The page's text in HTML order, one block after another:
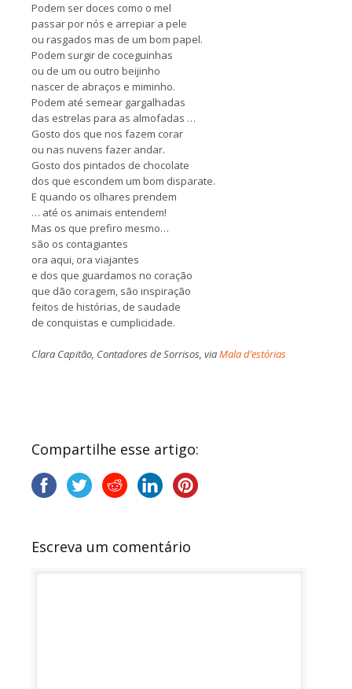
Podem ser doces como o mel
passar por nós e arrepiar a pele
ou rasgados mas de um bom papel.
Podem surgir de coceguinhas
ou de um ou outro beijinho
nascer de abraços e miminho.
Podem até semear gargalhadas
das estrelas para as almofadas …
Gosto dos que nos fazem corar
ou nas nuvens fazer andar.
Gosto dos pintados de chocolate
dos que escondem um bom disparate.
E quando os olhares prendem
… até os animais entendem!
Mas os que prefiro mesmo…
são os contagiantes
ora aqui, ora viajantes
e dos que guardamos no coração
que dão coragem, são inspiração
feitos de histórias, de saudade
de conquistas e cumplicidade.
Clara Capitão, Contadores de Sorrisos, viaMala d’estórias
Compartilhe esse artigo:
Escreva um comentário